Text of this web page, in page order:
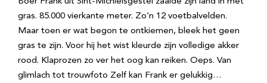
gras. 85.000 vierkante meter. Zo’n 12 voetbalvelden.
Maar toen er wat begon te ontkiemen, bleek het geen
gras te zijn. Voor hij het wist kleurde zijn volledige akker
rood. Klaprozen zo ver het oog kan reiken. Oeps. Van
glimlach tot trouwfoto Zelf kan Frank er gelukkig…